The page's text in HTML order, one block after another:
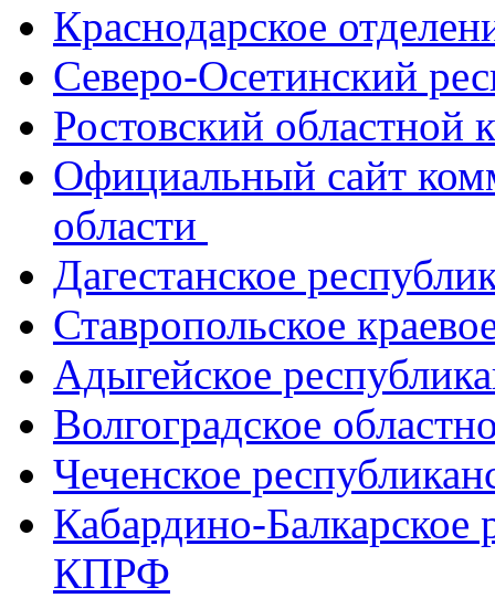
Краснодарское
Северо-Осетинский
Ростовский
Официальный сайт
области
Дагестанское
Ставропольское
Адыгейское
Волгоградское
Чеченское
Кабардино-Балкарское
КПРФ